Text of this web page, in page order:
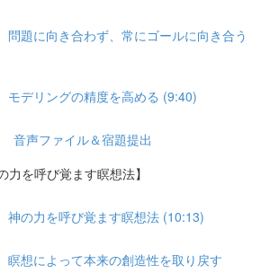
題に向き合わず、常にゴールに向き合う
デリングの精度を高める (9:40)
音声ファイル＆宿題提出
を呼び覚ます瞑想法】
の力を呼び覚ます瞑想法 (10:13)
想によって本来の創造性を取り戻す